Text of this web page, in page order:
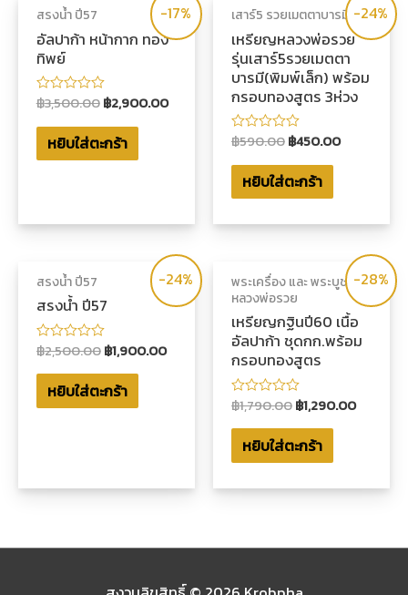
-17%
สรงน้ำ ปี57
อัลปาก้า หน้ากาก ทอง
ทิพย์
ให้
0
ตั้งแต่
฿3,500.00฿2,900.00
หยิบใส่ตะกร้า
-24%
เสาร์5 รวยเมตตาบารมี
เหรียญหลวงพ่อรวย
รุ่นเสาร์5รวยเมตตา
บารมี(พิมพ์เล็ก) พร้อม
กรอบทองสูตร 3ห่วง
ให้
0
ตั้งแต่
฿590.00฿450.00
หยิบใส่ตะกร้า
-24%
สรงน้ำ ปี57
สรงน้ำ ปี57
ให้
คะแนน
0
ตั้งแต่
5
฿2,500.00฿1,900.00
หยิบใส่ตะกร้า
-28%
พระเครื่อง และ พระบูชา
หลวงพ่อรวย
เหรียญกฐินปี60 เนื้อ
อัลปาก้า ชุดกก.พร้อม
กรอบทองสูตร
ให้
คะแนน
0
ตั้งแต่
5
฿1,790.00฿1,290.00
หยิบใส่ตะกร้า